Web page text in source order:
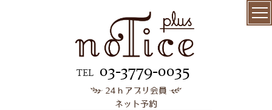
TEL 03-3779-0035
24ｈアプリ会員
ネット予約